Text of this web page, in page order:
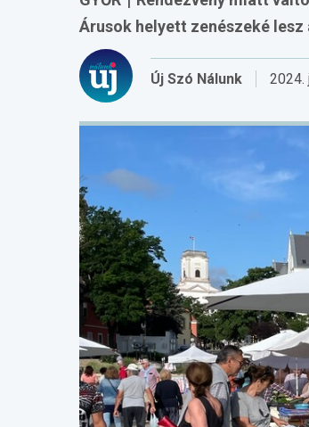
Árusok helyett zenészeké
Új Szó Nálunk 2024.